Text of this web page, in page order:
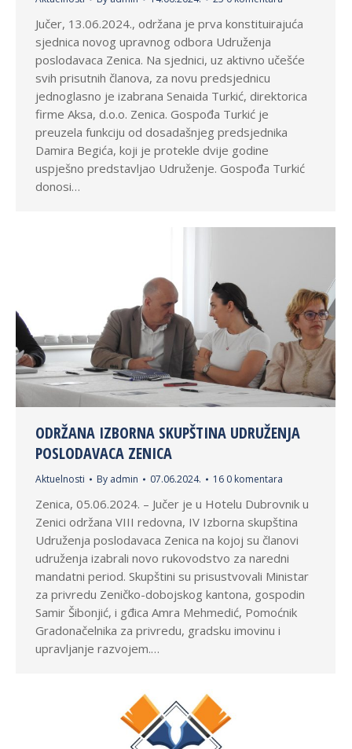
Jučer, 13.06.2024., održana je prva konstituirajuća
sjednica novog upravnog odbora Udruženja
poslodavaca Zenica. Na sjednici, uz aktivno učešće
svih prisutnih članova, za novu predsjednicu
jednoglasno je izabrana Senaida Turkić, direktorica
firme Aksa, d.o.o. Zenica. Gospođa Turkić je
preuzela funkciju od dosadašnjeg predsjednika
Damira Begića, koji je protekle dvije godine
uspješno predstavljao Udruženje. Gospođa Turkić
donosi…
ODRŽANA IZBORNA SKUPŠTINA UDRUŽENJA
POSLODAVACA ZENICA
Aktuelnosti By admin 07.06.2024. 16 0 komentara
Zenica, 05.06.2024. – Jučer je u Hotelu Dubrovnik u
Zenici održana VIII redovna, IV Izborna skupština
Udruženja poslodavaca Zenica na kojoj su članovi
udruženja izabrali novo rukovodstvo za naredni
mandatni period. Skupštini su prisustvovali Ministar
za privredu Zeničko-dobojskog kantona, gospodin
Samir Šibonjić, i gđica Amra Mehmedić, Pomoćnik
Gradonačelnika za privredu, gradsku imovinu i
upravljanje razvojem.…